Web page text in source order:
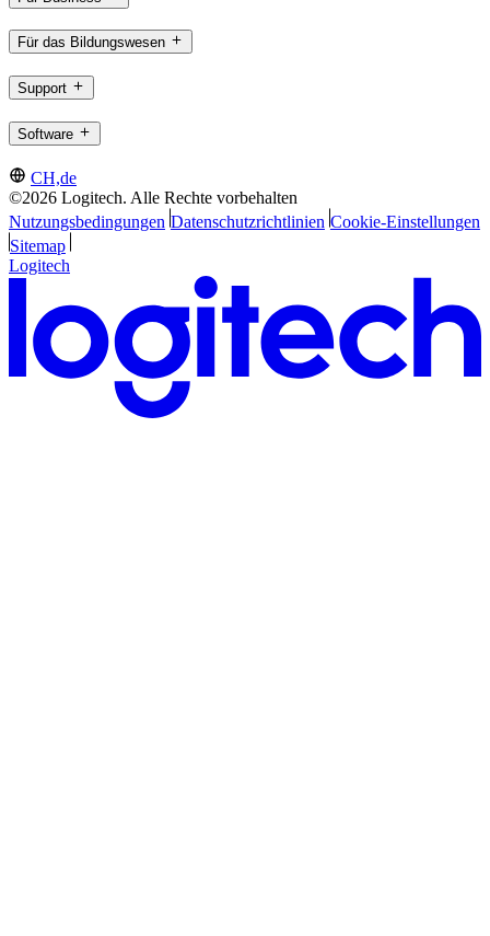
Für das Bildungswesen
Support
Software
CH,de
©2026 Logitech. Alle Rechte vorbehalten
Nutzungsbedingungen Datenschutzrichtlinien Cookie-Einstellungen
Sitemap
Logitech